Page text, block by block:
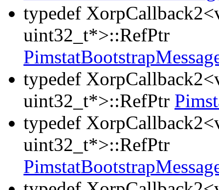
typedef
uint32_t*>::RefPtr
typedef
uint32_t*>::RefPtr
typedef
uint32_t*>::RefPtr